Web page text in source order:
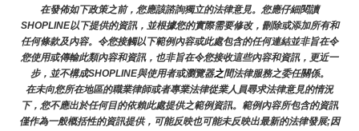
在發佈如下政策之前，您應該諮詢獨立的法律意見。您應仔細閱讀
SHOPLINE以下提供的資訊，並根據您的實際需要修改，刪除或添加所有和
任何條款及內容。令您接觸以下範例內容或此處包含的任何連結並非旨在令
您使用或傳輸此類內容和資訊，也非旨在令您接收這些內容和資訊，更近一
步，並不構成SHOPLINE與使用者或瀏覽器之間法律服務之委任關係。
在未向您所在地區的職業律師或者專業法律從業人員尋求法律意見的情況
下，您不應出於任何目的依賴此處提供之範例資訊。範例內容所包含的資訊
僅作為一般概括性的資訊提供，可能反映也可能未反映出最新的法律發展;因